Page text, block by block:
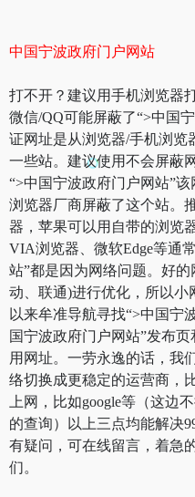
中国宁波政府门户网站
打不开？建议用手机浏览器
微信/QQ可能屏蔽了“>中国
证网址是从浏览器/手机浏览
一些站。建议使用不会屏蔽
“>中国宁波政府门户网站”
浏览器厂商屏蔽了这个站。
器，苹果可以用自带的浏览
VIA浏览器、微软Edge等通
站”都是因为网络问题。好
动、联通)进行优化，所以
以来牟准导航寻找“>中国宁
国宁波政府门户网站”发布
用网址。一劳永逸的话，我
络切换成更稳定的运营商，
上网，比如google等（这边
的查询）以上三点均能解决
有疑问，可在线留言，着急
们。